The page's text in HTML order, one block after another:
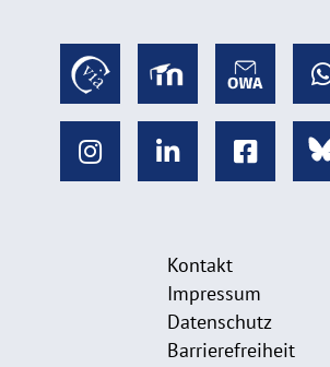
Kontakt
Impressum
Datenschutz
Barrierefreiheit